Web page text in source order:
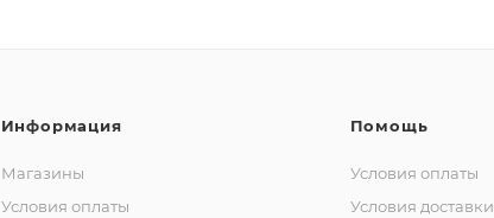
Информация
Магазины
Условия оплаты
Помощь
Условия оплаты
Условия доставки